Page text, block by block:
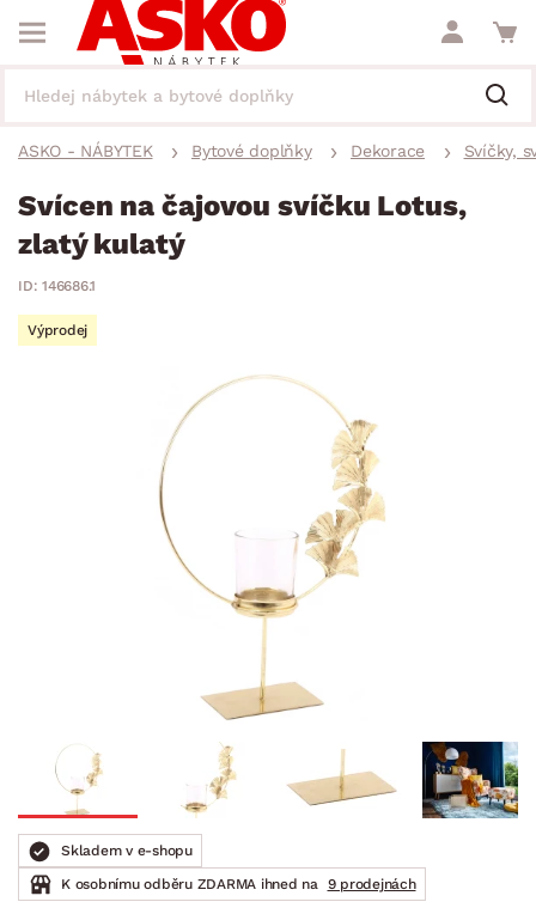
ASKO - NÁBYTEK Bytové doplňky Dekorace Svíčky,
Svícen na čajovou svíčku Lotus,
zlatý kulatý
ID: 146686.1
Výprodej
Skladem v e-shopu
K osobnímu odběru ZDARMA ihned na
9 prodejnách